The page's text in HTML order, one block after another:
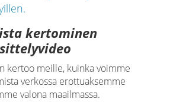
kertominen
kertoo meille, kuinka voimme
verkossa erottuaksemme
valona maailmassa.